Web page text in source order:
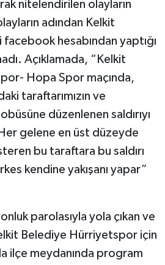
nitelendirilen olayların
adından Kelkit
facebook hesabından yaptığı
Açıklamada, “Kelkit
Hopa Spor maçında,
taraftarımızın ve
düzenlenen saldırıyı
gelene en üst düzeyde
bu taraftara bu saldırı
kendine yakışanı yapar”
parolasıyla yola çıkan ve
Belediye Hürriyetspor için
ilçe meydanında program